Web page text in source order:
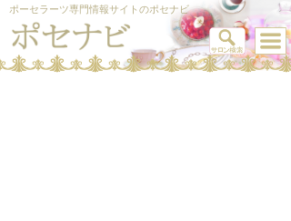
ポーセラーツ専門情報サイトのポセナビ